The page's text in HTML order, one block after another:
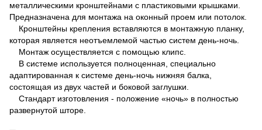
металлическими кронштейнами с пластиковыми крышками.
Предназначена для монтажа на оконный проем или потолок.
Кронштейны крепления вставляются в монтажную планку,
которая является неотъемлемой частью систем день-ночь.
Монтаж осуществляется с помощью клипс.
В системе используется полноценная, специально
адаптированная к системе день-ночь нижняя балка,
состоящая из двух частей и боковой заглушки.
Стандарт изготовления - положение «ночь» в полностью
развернутой шторе.